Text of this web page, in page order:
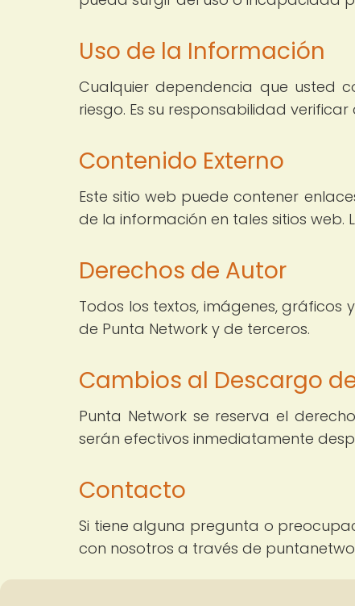
Uso de la Información
Cualquier dependencia que usted
riesgo. Es su responsabilidad
Contenido Externo
Este sitio web puede contener
de la información en tales sitios
Derechos de Autor
Todos los textos, imágenes,
de Punta Network y de terceros.
Cambios al Descargo
Punta Network se reserva el
serán efectivos inmediatamente
Contacto
Si tiene alguna pregunta o
con nosotros a través de